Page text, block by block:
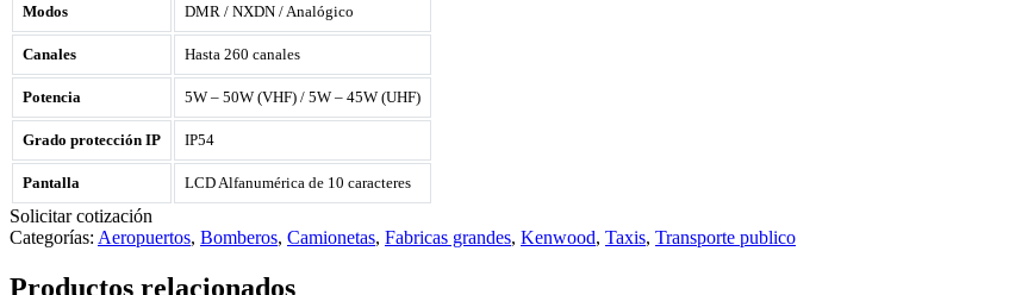
Modos DMR / NXDN / Analógico
Canales Hasta 260 canales
Potencia 5W – 50W (VHF) / 5W – 45W (UHF)
Grado protección IP IP54
Pantalla LCD Alfanumérica de 10 caracteres
Solicitar cotización
Categorías: Aeropuertos, Bomberos, Camionetas, Fabricas grandes, Kenwood, Taxis, Transporte publico
Productos relacionados